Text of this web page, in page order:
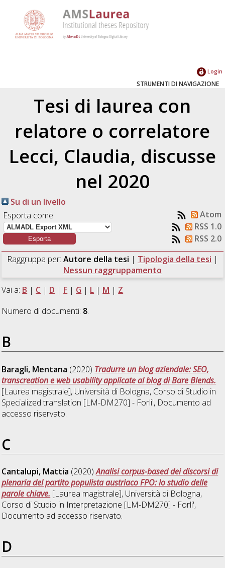
Login
STRUMENTI DI NAVIGAZIONE
Tesi di laurea con
relatore o correlatore
Lecci, Claudia, discusse
nel 2020
Su di un livello
Esporta come
Atom
RSS 1.0
RSS 2.0
Raggruppa per: Autore della tesi | Tipologia della tesi |
Nessun raggruppamento
Vai a: B | C | D | F | G | L | M | Z
Numero di documenti: 8.
B
Baragli, Mentana (2020) Tradurre un blog aziendale: SEO,
transcreation e web usability applicate al blog di Bare Blends.
[Laurea magistrale], Università di Bologna, Corso di Studio in
Specialized translation [LM-DM270] - Forli', Documento ad
accesso riservato.
C
Cantalupi, Mattia (2020)Analisi corpus-based dei discorsi di
plenaria del partito populista austriaco FPO: lo studio delle
parole chiave. [Laurea magistrale], Università di Bologna,
Corso di Studio in Interpretazione [LM-DM270] - Forli',
Documento ad accesso riservato.
D